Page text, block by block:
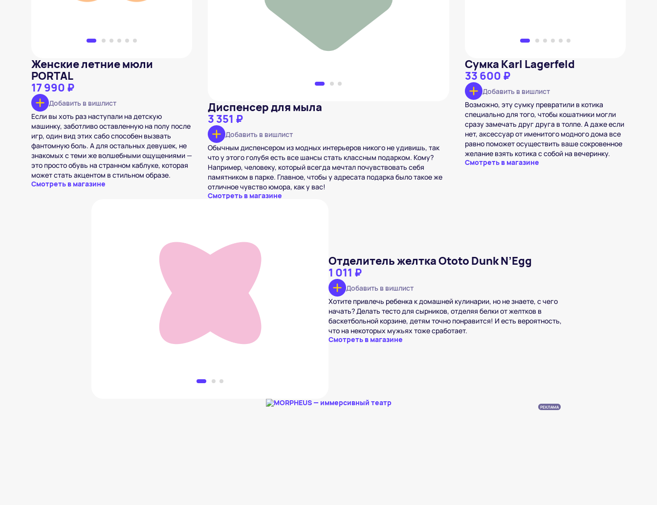
Женские летние мюли
PORTAL
17 990 ₽
Добавить в вишлист
Если вы хоть раз наступали на детскую
машинку, заботливо оставленную на полу после
игр, один вид этих сабо способен вызвать
фантомную боль. А для остальных девушек, не
знакомых с теми же волшебными ощущениями —
это просто обувь на странном каблуке, которая
может стать акцентом в стильном образе.
Смотреть в магазине
Диспенсер для мыла
3 351 ₽
Добавить в вишлист
Обычным диспенсером из модных интерьеров никого не удивишь, так
что у этого голубя есть все шансы стать классным подарком. Кому?
Например, человеку, который всегда мечтал почувствовать себя
памятником в парке. Главное, чтобы у адресата подарка было такое же
отличное чувство юмора, как у вас!
Смотреть в магазине
Сумка Karl Lagerfeld
33 600 ₽
Добавить в вишлист
Возможно, эту сумку превратили в котика
специально для того, чтобы кошатники могли
сразу замечать друг друга в толпе. А даже если
нет, аксессуар от именитого модного дома все
равно поможет осуществить ваше сокровенное
желание взять котика с собой на вечеринку.
Смотреть в магазине
Отделитель желтка Ototo Dunk N’Egg
Отделитель желтка Ototo Dunk N’Egg
1 011 ₽
Добавить в вишлист
Хотите привлечь ребенка к домашней кулинарии, но не знаете, с чего
начать? Делать тесто для сырников, отделяя белки от желтков в
баскетбольной корзине, детям точно понравится! И есть вероятность,
что на некоторых мужьях тоже сработает.
Смотреть в магазине
РЕКЛАМА